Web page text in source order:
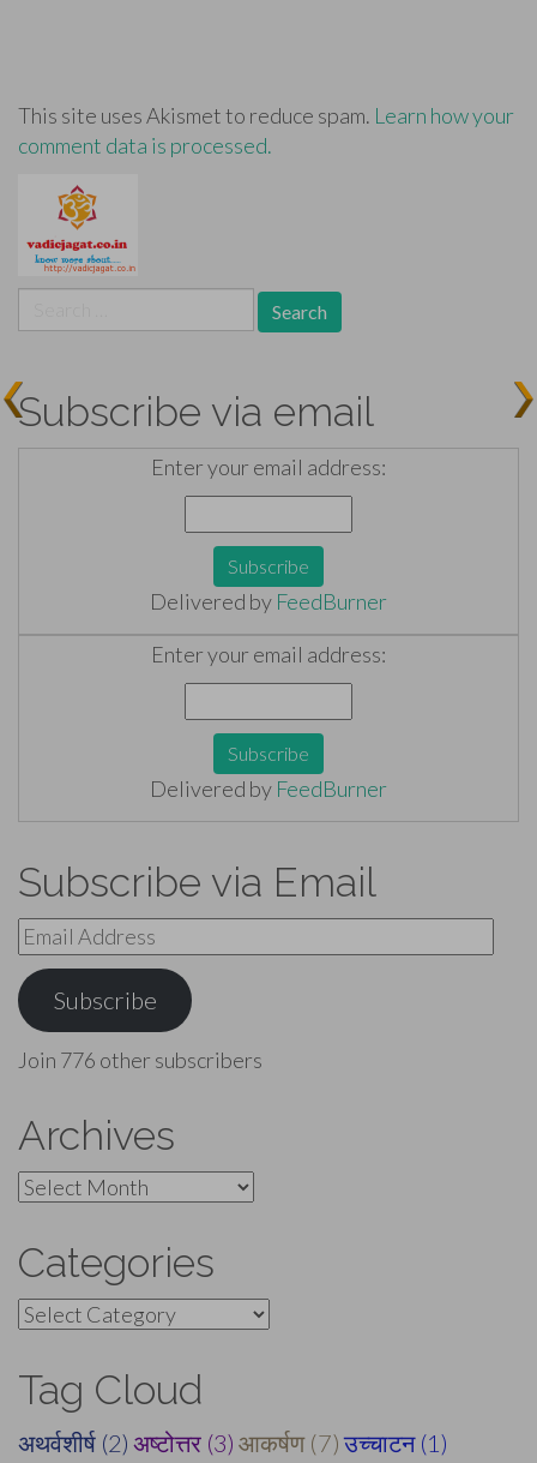
This site uses Akismet to reduce spam. Learn how your
comment data is processed.
for:
Subscribe via email
Enter your email address:
Delivered by FeedBurner
Enter your email address:
Delivered by FeedBurner
Subscribe via Email
Email
Address
Subscribe
Join 776 other subscribers
Archives
Archives
Categories
Categories
Tag Cloud
अथर्वशीर्ष (2) अष्टोत्तर (3) आकर्षण (7) उच्चाटन (1)